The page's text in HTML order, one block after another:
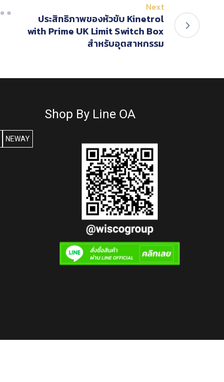
Next
ประสิทธิภาพของหัวขับ Kinetrol
with Prime UK Limit Switch Box
สำหรับอุตสาหกรรม
NEWAY
Shop By Line OA